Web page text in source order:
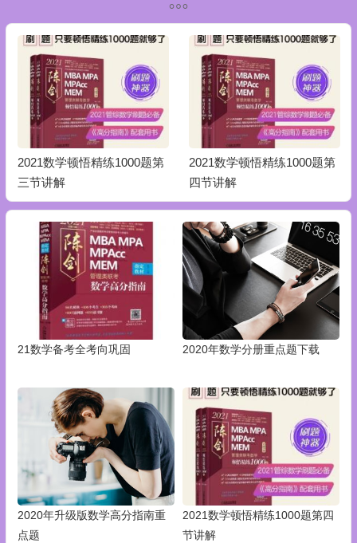
2021数学顿悟精练1000题第
三节讲解
2021数学顿悟精练1000题第
四节讲解
21数学备考全考向巩固 2020年数学分册重点题下载
2020年升级版数学高分指南重
点题
2021数学顿悟精练1000题第四
节讲解